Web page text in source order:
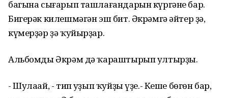
багына сығарып ташлағандарын күргәне бар.
Бигерәк килешмәгән эш бит. Әкрәмгә әйтер ҙә,
күмерҙәр ҙә ҡуйырҙар.
Альбомды Әкрәм дә ҡараштырып ултырҙы.
- Шулаай, - тип һуҙып ҡуйҙы үҙе.- Кеше бөгөн бар,